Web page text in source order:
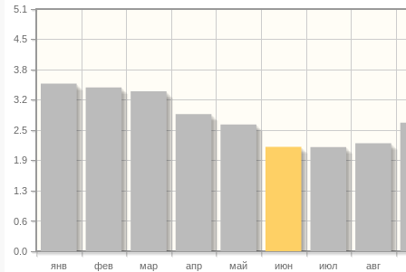
янв фев мар апр май июн июл авг
0.0
0.6
1.3
1.9
2.5
3.2
3.8
4.5
5.1